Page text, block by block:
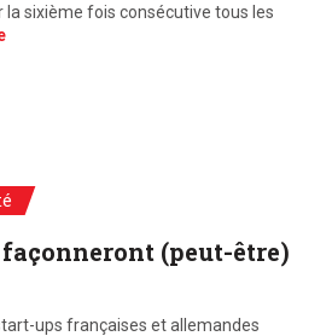
la sixième fois consécutive tous les
(peut-être)
ups françaises et allemandes